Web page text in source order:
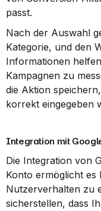
passt.
Nach der Auswahl
Kategorie, und den
Informationen
Kampagnen zu
die Aktion
korrekt eingegeben
Integration mit
Die Integration von
Konto ermöglicht es
Nutzerverhalten zu
sicherstellen, dass